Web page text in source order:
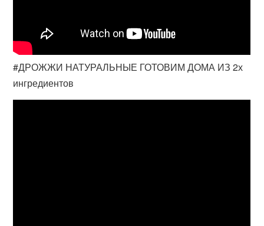
#ДРОЖЖИ НАТУРАЛЬНЫЕ ГОТОВИМ ДОМА ИЗ 2х
ингредиентов